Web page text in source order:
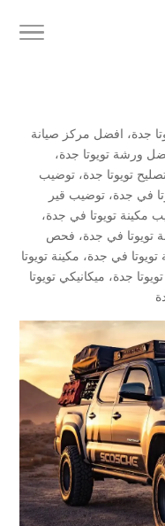
جدة، افضل مركز صيانة
ورشة تويوتا جدة،
تويوتا جدة، توضيب
في جدة، توضيب قير
مكينة تويوتا في جدة،
تويوتا في جدة، فحص
تويوتا في جدة، مكينة تويوتا
جدة، ميكانيكي تويوتا